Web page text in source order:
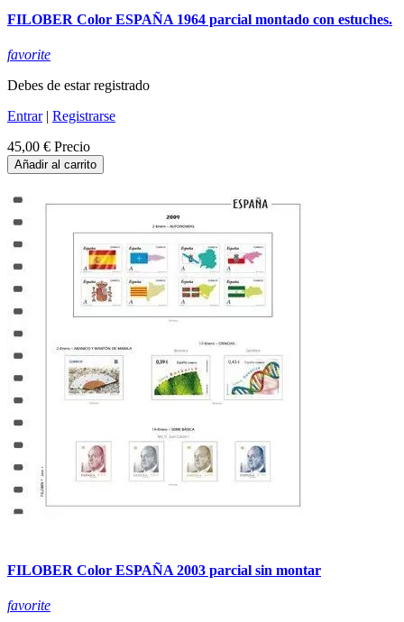
FILOBER Color ESPAÑA 1964 parcial montado con estuches.
favorite
Debes de estar registrado
Entrar| Registrarse
45,00 € Precio
Añadir al carrito
FILOBER Color ESPAÑA 2003 parcial sin montar
favorite